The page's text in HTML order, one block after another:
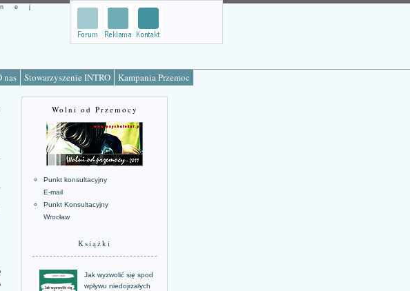
nas Stowarzyszenie INTRO Kampania Przemoc
Wolni od Przemocy
Punkt konsultacyjny
E-mail
Punkt Konsultacyjny
Wrocław
Książki
Jak wyzwolić się spod
wpływu niedojrzałych